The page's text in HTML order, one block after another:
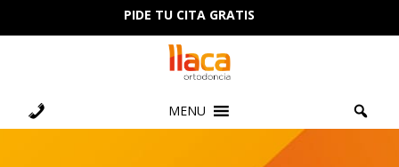
PIDE TU CITA GRATIS
MENU